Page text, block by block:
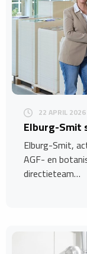
22 APRIL 2026
​Elburg-Smit
Elburg-Smit,
AGF- en
directieteam…